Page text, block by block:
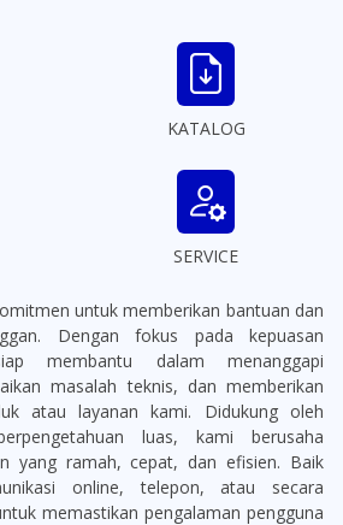
KATALOG
SERVICE
untuk memberikan bantuan dan
Dengan fokus pada kepuasan
membantu dalam menanggapi
masalah teknis, dan memberikan
atau layanan kami. Didukung oleh
luas, kami berusaha
yang ramah, cepat, dan efisien. Baik
online, telepon, atau secara
memastikan pengalaman pengguna